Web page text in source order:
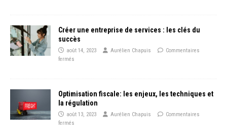
Créer une entreprise de services : les clés du
succès
août 14, 2023 Aurélien Chapuis
Commentaires
fermés
Optimisation fiscale: les enjeux, les techniques et
la régulation
août 13, 2023 Aurélien Chapuis
Commentaires
fermés